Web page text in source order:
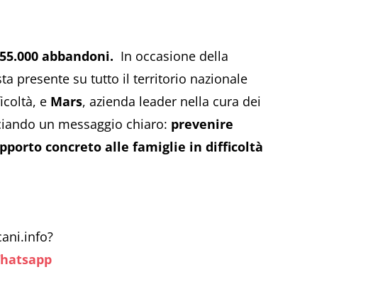
abbandoni. In occasione della
presente su tutto il territorio nazionale
e Mars, azienda leader nella cura dei
un messaggio chiaro: prevenire
concreto alle famiglie in difficoltà